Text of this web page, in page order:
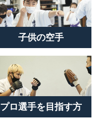
子供の空手
プロ選手を目指す方